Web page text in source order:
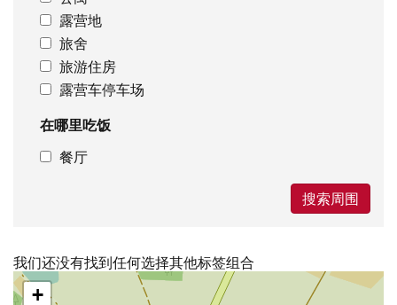
露营地
旅舍
旅游住房
露营车停车场
在哪里吃饭
餐厅
搜索周围
我们还没有找到任何选择其他标签组合
跳
过 +